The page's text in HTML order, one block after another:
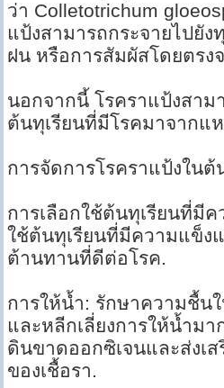
ว่า Colletotrichum
แป้งสามารถกระจายไปยัง
ฝน หรือการสัมผัสโดยตรง
นอกจากนี้ โรคราแป้งสาม
ต้นทุเรียนที่มีโรคมาจากแ
การจัดการโรคราแป้งในต้
การเลือกใช้ต้นทุเรียนที่มีค
ใช้ต้นทุเรียนที่มีความแข็ง
ต้านทานที่ดีต่อโรค.
การให้น้ำ: รักษาความชื้น
และหลีกเลี่ยงการให้น้ำมา
ดินขาดออกซิเจนและส่งเส
ของเชื้อรา.